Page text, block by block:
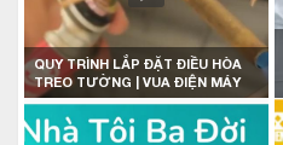
QUY TRÌNH LẮP ĐẶT ĐIỀU HÒA
TREO TƯỜNG | VUA ĐIỆN MÁY